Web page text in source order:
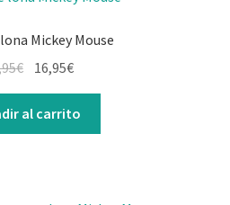
Mickey Mouse
€ 16,95€
al carrito